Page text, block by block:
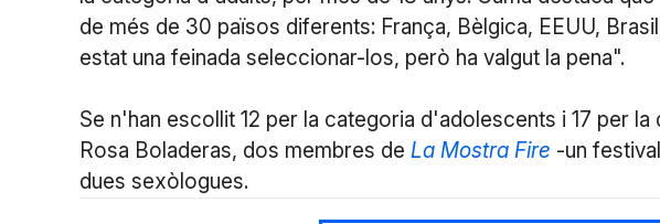
de més de 30 països diferents: França, Bèlgica, EEUU,
estat una feinada seleccionar-los, però ha valgut la pena".
Se n'han escollit 12 per la categoria d'adolescents i 17 per
Rosa Boladeras, dos membres de La Mostra Fire -un
dues sexòlogues.